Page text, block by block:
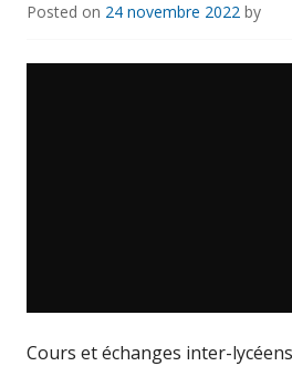
Posted on 24 novembre 2022 by
Cours et échanges inter-